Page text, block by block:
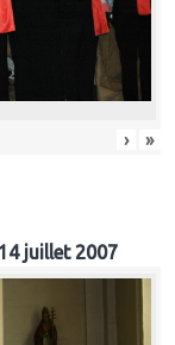
› »
juillet 2007